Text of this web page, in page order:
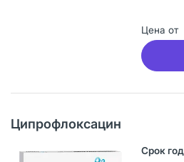
Цена от
Ципрофлоксацин